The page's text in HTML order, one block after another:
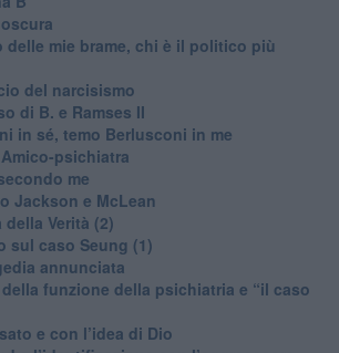
delle mie brame, chi è il politico più
del narcisismo
di B. e Ramses II
in sé, temo Berlusconi in me
psichiatra
me
Jackson e McLean
Verità (2)
sul caso Seung (1)
annunciata
funzione della psichiatria e “il caso
e con l’idea di Dio